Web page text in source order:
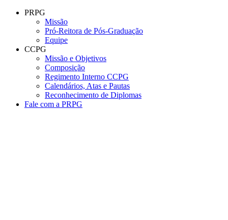
Conteúdo principal
PRPG
Missão
Pró-Reitora de Pós-Graduação
Equipe
CCPG
Missão e Objetivos
Composição
Regimento Interno CCPG
Calendários, Atas e Pautas
Reconhecimento de Diplomas
Fale com a PRPG